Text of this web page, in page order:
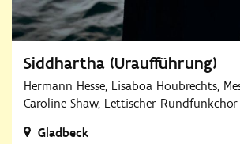
Siddhartha (Uraufführung)
Hermann Hesse, Lisaboa Houbrechts,
Caroline Shaw, Lettischer Rundfunkchor
Gladbeck